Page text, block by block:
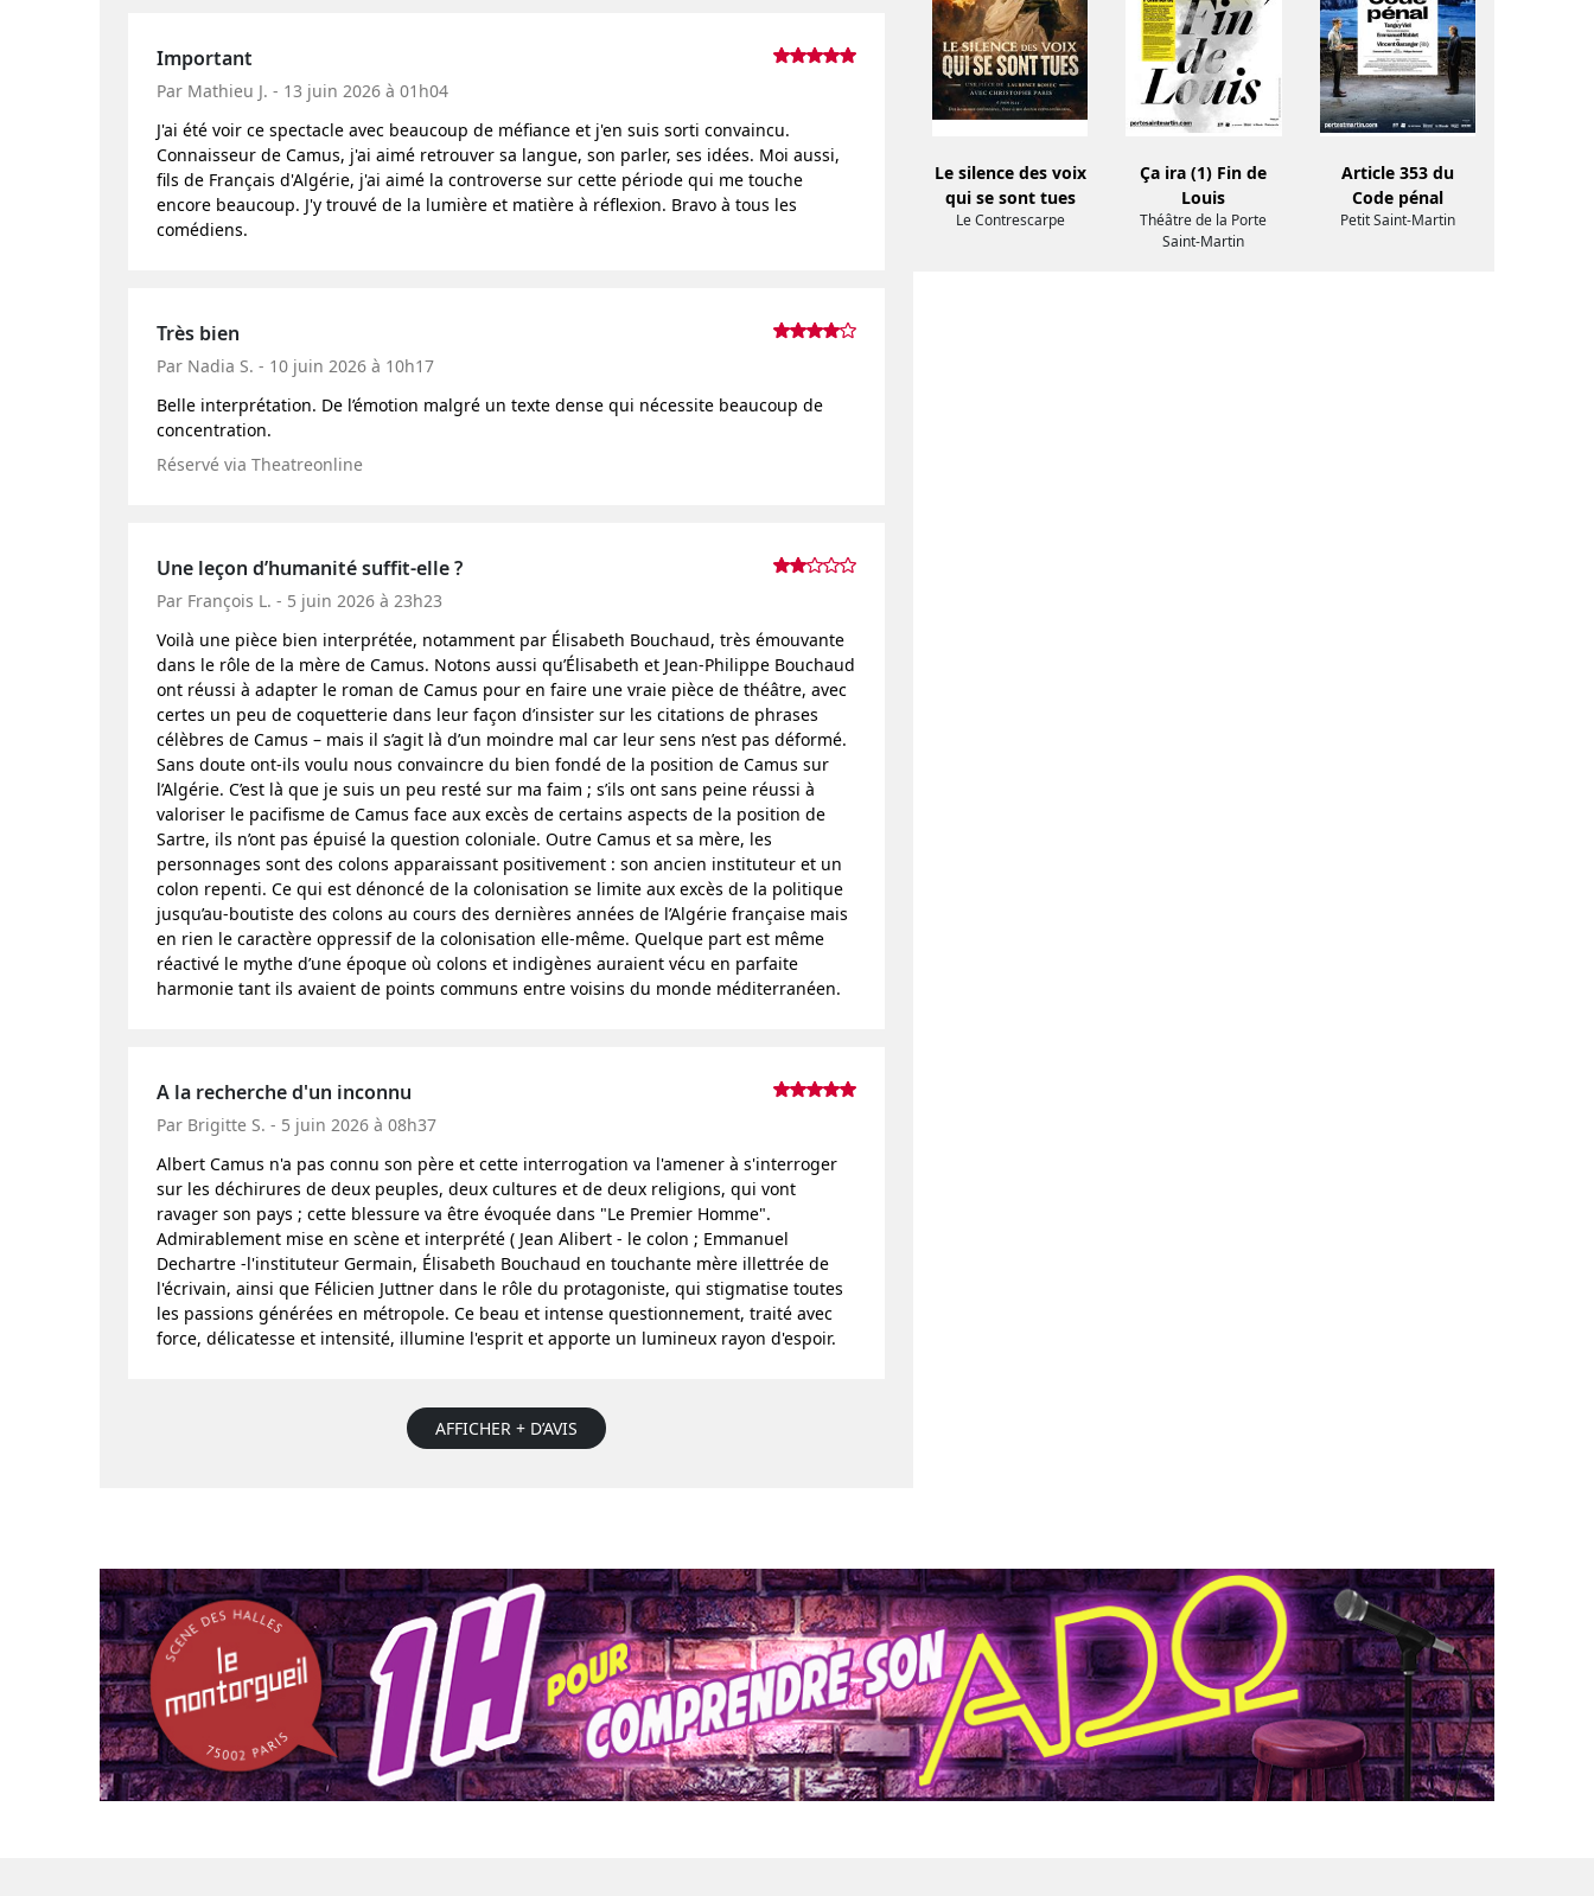
Important
Par Mathieu J. - 13 juin 2026 à 01h04
J'ai été voir ce spectacle avec beaucoup de méfiance et j'en suis sorti convaincu.
Connaisseur de Camus, j'ai aimé retrouver sa langue, son parler, ses idées. Moi aussi,
fils de Français d'Algérie, j'ai aimé la controverse sur cette période qui me touche
encore beaucoup. J'y trouvé de la lumière et matière à réflexion. Bravo à tous les
comédiens.
Très bien
Par Nadia S. - 10 juin 2026 à 10h17
Belle interprétation. De l’émotion malgré un texte dense qui nécessite beaucoup de
concentration.
Réservé via Theatreonline
Une leçon d’humanité suffit-elle ?
Par François L. - 5 juin 2026 à 23h23
Voilà une pièce bien interprétée, notamment par Élisabeth Bouchaud, très émouvante
dans le rôle de la mère de Camus. Notons aussi qu’Élisabeth et Jean-Philippe Bouchaud
ont réussi à adapter le roman de Camus pour en faire une vraie pièce de théâtre, avec
certes un peu de coquetterie dans leur façon d’insister sur les citations de phrases
célèbres de Camus – mais il s’agit là d’un moindre mal car leur sens n’est pas déformé.
Sans doute ont-ils voulu nous convaincre du bien fondé de la position de Camus sur
l’Algérie. C’est là que je suis un peu resté sur ma faim ; s’ils ont sans peine réussi à
valoriser le pacifisme de Camus face aux excès de certains aspects de la position de
Sartre, ils n’ont pas épuisé la question coloniale. Outre Camus et sa mère, les
personnages sont des colons apparaissant positivement : son ancien instituteur et un
colon repenti. Ce qui est dénoncé de la colonisation se limite aux excès de la politique
jusqu’au-boutiste des colons au cours des dernières années de l’Algérie française mais
en rien le caractère oppressif de la colonisation elle-même. Quelque part est même
réactivé le mythe d’une époque où colons et indigènes auraient vécu en parfaite
harmonie tant ils avaient de points communs entre voisins du monde méditerranéen.
A la recherche d'un inconnu
Par Brigitte S. - 5 juin 2026 à 08h37
Albert Camus n'a pas connu son père et cette interrogation va l'amener à s'interroger
sur les déchirures de deux peuples, deux cultures et de deux religions, qui vont
ravager son pays ; cette blessure va être évoquée dans "Le Premier Homme".
Admirablement mise en scène et interprété ( Jean Alibert - le colon ; Emmanuel
Dechartre -l'instituteur Germain, Élisabeth Bouchaud en touchante mère illettrée de
l'écrivain, ainsi que Félicien Juttner dans le rôle du protagoniste, qui stigmatise toutes
les passions générées en métropole. Ce beau et intense questionnement, traité avec
force, délicatesse et intensité, illumine l'esprit et apporte un lumineux rayon d'espoir.
AFFICHER + D’AVIS
Le silence des voix
qui se sont tues
Le Contrescarpe
Ça ira (1) Fin de
Louis
Théâtre de la Porte
Saint-Martin
Article 353 du
Code pénal
Petit Saint-Martin